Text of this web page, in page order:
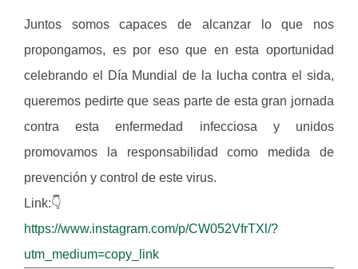
Juntos somos capaces de alcanzar lo que nos
propongamos, es por eso que en esta oportunidad
celebrando el Día Mundial de la lucha contra el sida,
queremos pedirte que seas parte de esta gran jornada
contra esta enfermedad infecciosa y unidos
promovamos la responsabilidad como medida de
prevención y control de este virus.
Link:👇
https://www.instagram.com/p/CW052VfrTXl/?
utm_medium=copy_link